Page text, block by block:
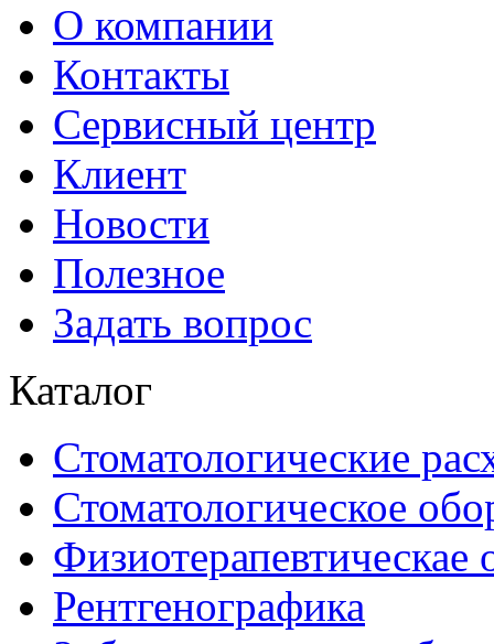
О компании
Контакты
Сервисный центр
Клиент
Новости
Полезное
Задать вопрос
Каталог
Стоматологические
Стоматологическое
Физиотерапевтическае
Рентгенографика